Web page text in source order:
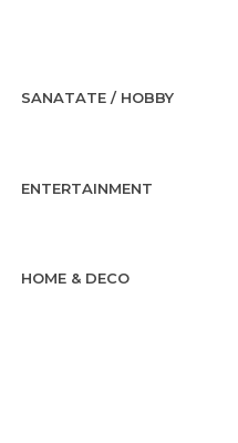
SANATATE / HOBBY
ENTERTAINMENT
HOME & DECO